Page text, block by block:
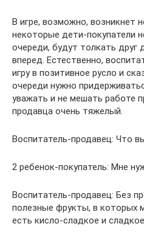
В игре, возможно, возникнет
некоторые дети-покупатели
очереди, будут толкать друг
вперед. Естественно,
игру в позитивное русло и
очереди нужно
уважать и не мешать работе
продавца очень тяжелый.
Воспитатель-продавец: Что
2 ребенок-покупатель: Мне
Воспитатель-продавец: Без
полезные фрукты, в которых
есть кисло-сладкое и